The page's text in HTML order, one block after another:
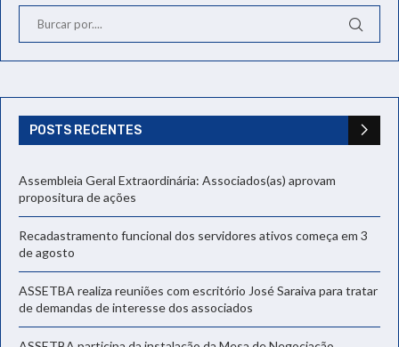
POSTS RECENTES
Assembleia Geral Extraordinária: Associados(as) aprovam
propositura de ações
Recadastramento funcional dos servidores ativos começa em 3
de agosto
ASSETBA realiza reuniões com escritório José Saraiva para tratar
de demandas de interesse dos associados